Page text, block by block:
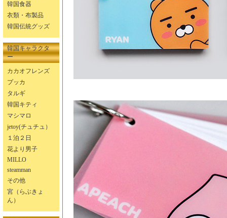
韓国食器
衣類・布製品
韓国伝統グッズ
韓国キャラクタ
ー
カカオフレンズ
プッカ
タルギ
韓国キティ
マシマロ
jetoy(チュチュ）
１泊２日
花より男子
MILLO
steamman
その他
宮（らぶきょ
ん）